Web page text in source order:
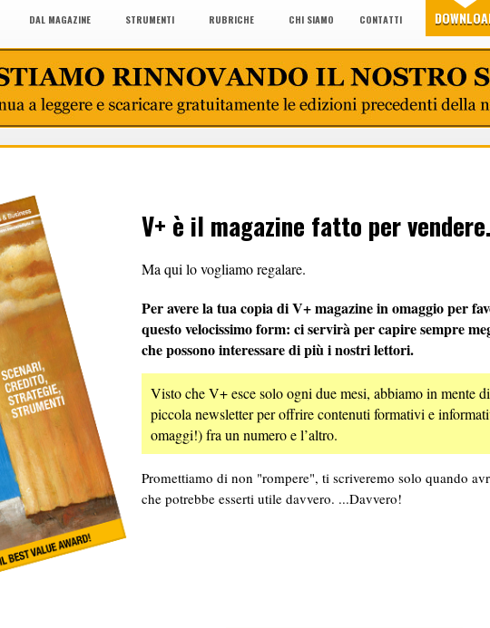
DAL MAGAZINE STRUMENTI RUBRICHE CHI SIAMO CONTATTI
V+ è il magazine fatto per vendere.
Ma qui lo vogliamo regalare.
Per avere la tua copia di V+ magazine in omaggio per
questo velocissimo form: ci servirà per capire sempre
che possono interessare di più i nostri lettori.
Visto che V+ esce solo ogni due mesi, abbiamo in mente
piccola newsletter per offrire contenuti formativi e
omaggi!) fra un numero e l’altro.
Promettiamo di non "rompere", ti scriveremo solo quando
che potrebbe esserti utile davvero. ...Davvero!